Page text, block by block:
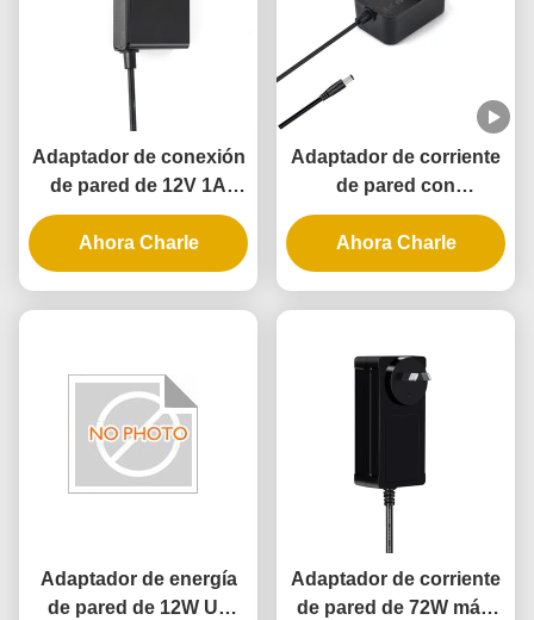
Adaptador de conexión
de pared de 12V 1A
12W UL con garantía de
3 años y múltiples
protecciones
Ahora Charle
Adaptador de corriente
de pared con
certificación UL con
salida de 5V 12V 24V y
potencia de 12W 24W
Ahora Charle
Adaptador de energía
de pared de 12W UL
Adaptador de corriente
de pared de 72W máx.